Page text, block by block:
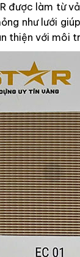
được làm từ
như lưới
thiện với môi